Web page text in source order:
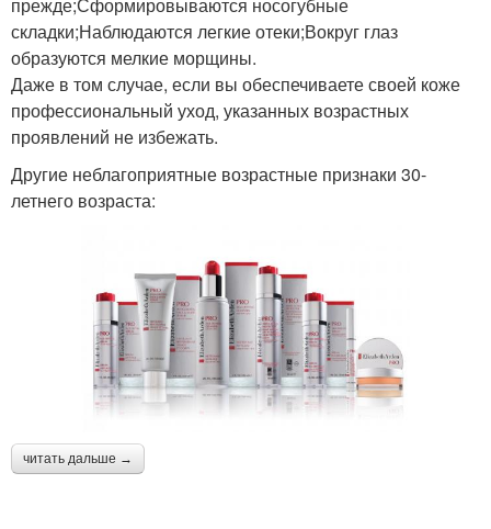
прежде;Сформировываются носогубные
складки;Наблюдаются легкие отеки;Вокруг глаз
образуются мелкие морщины.
Даже в том случае, если вы обеспечиваете своей коже
профессиональный уход, указанных возрастных
проявлений не избежать.
Другие неблагоприятные возрастные признаки 30-
летнего возраста:
читать дальше →